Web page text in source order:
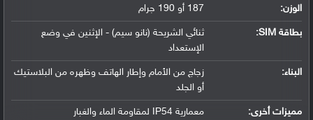
الوزن: 187 أو 190 جرام
بطاقة SIM:
ثنائي الشريحة (نانو سيم) - الإثنين في وضع
الإستعداد
البناء:
زجاج من الأمام وإطار الهاتف وظهره من البلاستيك
أو الجلد
مميزات أخرى: معمارية IP54 لمقاومة الماء والغبار